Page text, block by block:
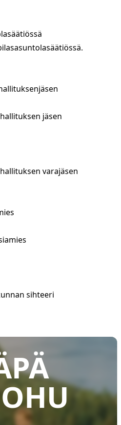
jäsen
varajäsen
sihteeri